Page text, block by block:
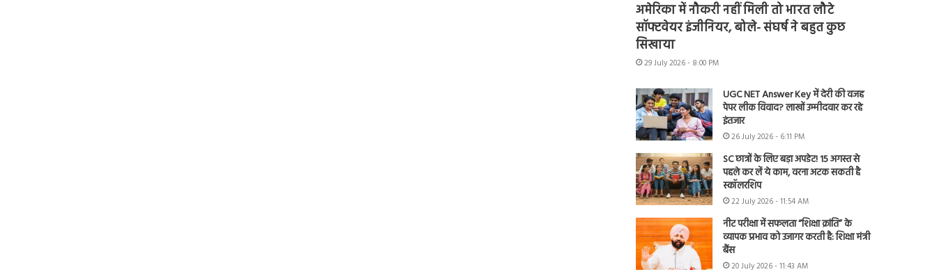
अमेरिका में नौकरी नहीं मिली तो भारत लौटे
सॉफ्टवेयर इंजीनियर, बोले- संघर्ष ने बहुत कुछ
सिखाया
29 July 2026 - 8:00 PM
UGC NET Answer Key में देरी की वजह
पेपर लीक विवाद? लाखों उम्मीदवार कर रहे
इंतजार
26 July 2026 - 6:11 PM
SC छात्रों के लिए बड़ा अपडेट! 15 अगस्त से
पहले कर लें ये काम, वरना अटक सकती है
स्कॉलरशिप
22 July 2026 - 11:54 AM
नीट परीक्षा में सफलता “शिक्षा क्रांति” के
व्यापक प्रभाव को उजागर करती है: शिक्षा मंत्री
बैंस
20 July 2026 - 11:43 AM